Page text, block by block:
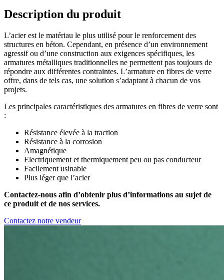
Description du produit
L’acier est le matériau le plus utilisé pour le renforcement des
structures en béton. Cependant, en présence d’un environnement
agressif ou d’une construction aux exigences spécifiques, les
armatures métalliques traditionnelles ne permettent pas toujours de
répondre aux différentes contraintes. L’armature en fibres de verre
offre, dans de tels cas, une solution s’adaptant à chacun de vos
projets.
Les principales caractéristiques des armatures en fibres de verre sont
:
Résistance élevée à la traction
Résistance à la corrosion
Amagnétique
Electriquement et thermiquement peu ou pas conducteur
Facilement usinable
Plus léger que l’acier
Contactez-nous afin d’obtenir plus d’informations au sujet de
ce produit et de nos services.
Contactez notre vendeur